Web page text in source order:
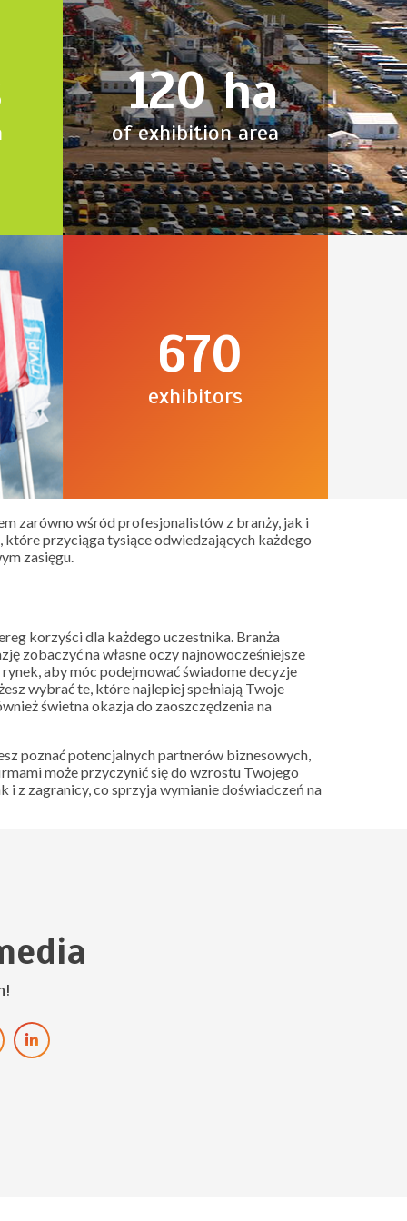
120ha
of exhibition area
670
exhibitors
zarówno wśród profesjonalistów z branży, jak i
które przyciąga tysiące odwiedzających każdego
zasięgu.
korzyści dla każdego uczestnika. Branża
zobaczyć na własne oczy najnowocześniejsze
aby móc podejmować świadome decyzje
wybrać te, które najlepiej spełniają Twoje
świetna okazja do zaoszczędzenia na
poznać potencjalnych partnerów biznesowych,
może przyczynić się do wzrostu Twojego
z zagranicy, co sprzyja wymianie doświadczeń na